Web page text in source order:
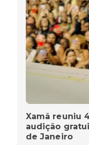
Xamã reuniu
audição
de Janeiro